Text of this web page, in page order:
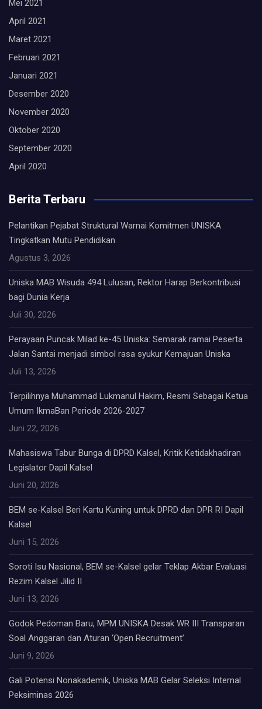
Mei 2021
April 2021
Maret 2021
Februari 2021
Januari 2021
Desember 2020
November 2020
Oktober 2020
September 2020
April 2020
Berita Terbaru
Pelantikan Pejabat Struktural Warnai Komitmen UNISKA
Tingkatkan Mutu Pendidikan
Agustus 3, 2026
Uniska MAB Wisuda 494 Lulusan, Rektor Harap Berkontribusi
bagi Dunia Kerja
Juli 30, 2026
Perayaan Puncak Milad ke-45 Uniska: Semarak ramai Peserta
Jalan Santai menjadi simbol rasa syukur Kemajuan Uniska
Juli 13, 2026
Terpilihnya Muhammad Lukmanul Hakim, Resmi Sebagai Ketua
Umum IkmaBan Periode 2026-2027
Juni 22, 2026
Mahasiswa Tabur Bunga di DPRD Kalsel, Kritik Ketidakhadiran
Legislator Dapil Kalsel
Juni 20, 2026
BEM se-Kalsel Beri Kartu Kuning untuk DPRD dan DPR RI Dapil
Kalsel
Juni 15, 2026
Soroti Isu Nasional, BEM se-Kalsel gelar Teklap Akbar Evaluasi
Rezim Kalsel Jilid II
Juni 13, 2026
Godok Pedoman Baru, MPM UNISKA Desak WR III Transparan
Soal Anggaran dan Aturan ‘Open Recruitment’
Juni 9, 2026
Gali Potensi Nonakademik, Uniska MAB Gelar Seleksi Internal
Peksiminas 2026